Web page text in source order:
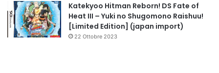
Katekyoo Hitman Reborn! DS Fate of
Heat III – Yuki no Shugomono Raishuu!
[Limited Edition] (japan import)
22 Ottobre 2023